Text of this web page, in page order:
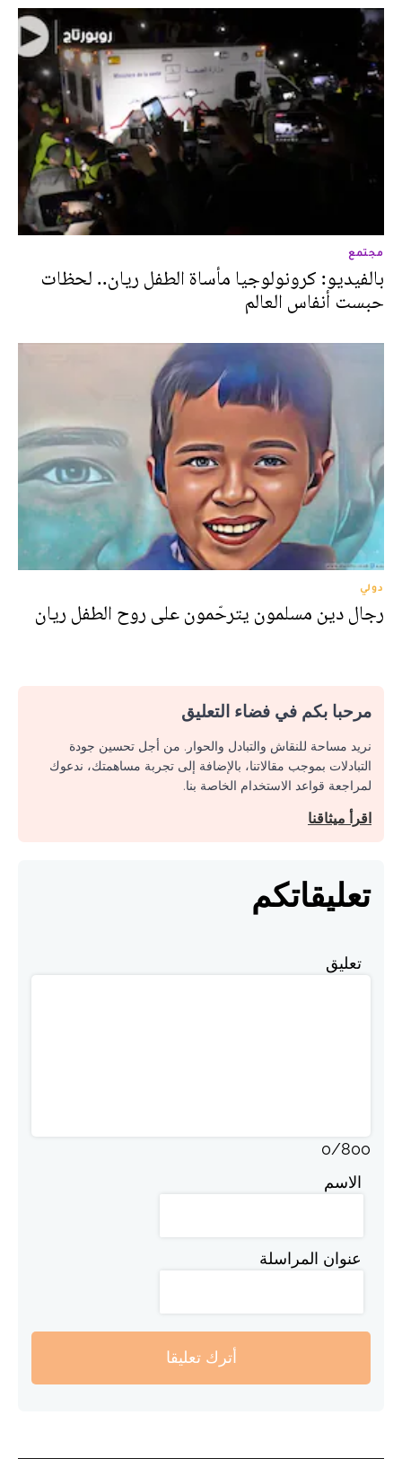
مجتمع
بالفيديو: كرونولوجيا مأساة الطفل ريان.. لحظات
حبست أنفاس العالم
دولي
رجال دين مسلمون يترحّمون على روح الطفل ريان
مرحبا بكم في فضاء التعليق
نريد مساحة للنقاش والتبادل والحوار. من أجل تحسين جودة
التبادلات بموجب مقالاتنا، بالإضافة إلى تجربة مساهمتك، ندعوك
لمراجعة قواعد الاستخدام الخاصة بنا.
اقرأ ميثاقنا
تعليقاتكم
تعليق
0/800
الاسم
عنوان المراسلة
أترك تعليقا